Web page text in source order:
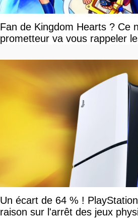
Fan de Kingdom Hearts ? Ce
prometteur va vous rappeler
Un écart de 64 % !
raison sur l'arrêt des jeux